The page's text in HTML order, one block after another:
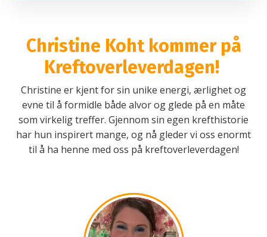
Christine Koht kommer på
Kreftoverleverdagen!
Christine er kjent for sin unike energi, ærlighet og
evne til å formidle både alvor og glede på en måte
som virkelig treffer. Gjennom sin egen krefthistorie
har hun inspirert mange, og nå gleder vi oss enormt
til å ha henne med oss på kreftoverleverdagen!